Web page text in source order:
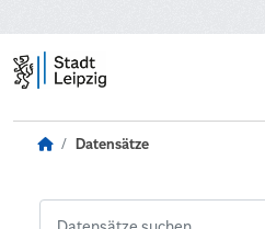
Datensätze